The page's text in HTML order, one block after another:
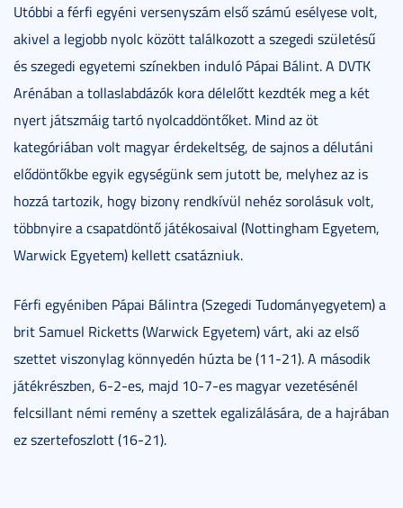
Utóbbi a férfi egyéni versenyszám első számú esélyese volt,
akivel a legjobb nyolc között találkozott a szegedi születésű
és szegedi egyetemi színekben induló Pápai Bálint. A DVTK
Arénában a tollaslabdázók kora délelőtt kezdték meg a két
nyert játszmáig tartó nyolcaddöntőket. Mind az öt
kategóriában volt magyar érdekeltség, de sajnos a délutáni
elődöntőkbe egyik egységünk sem jutott be, melyhez az is
hozzá tartozik, hogy bizony rendkívül nehéz sorolásuk volt,
többnyire a csapatdöntő játékosaival (Nottingham Egyetem,
Warwick Egyetem) kellett csatázniuk.
Férfi egyéniben Pápai Bálintra (Szegedi Tudományegyetem) a
brit Samuel Ricketts (Warwick Egyetem) várt, aki az első
szettet viszonylag könnyedén húzta be (11-21). A második
játékrészben, 6-2-es, majd 10-7-es magyar vezetésénél
felcsillant némi remény a szettek egalizálására, de a hajrában
ez szertefoszlott (16-21).